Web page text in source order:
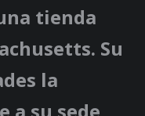
tienda
Su
la